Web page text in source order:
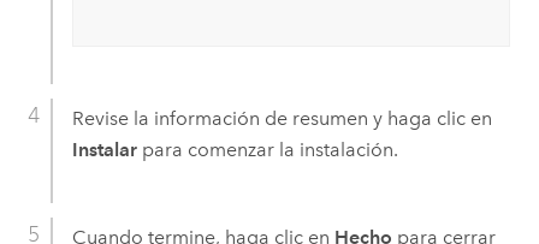
Revise la información de resumen y haga clic en
Instalarpara comenzar la instalación.
Cuando termine, haga clic en Hecho para cerrar